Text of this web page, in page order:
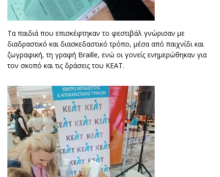
Τα παιδιά που επισκέφτηκαν το φεστιβάλ γνώρισαν με
διαδραστικό και διασκεδαστικό τρόπο, μέσα από παιχνίδι και
ζωγραφική, τη γραφή Braille, ενώ οι γονείς ενημερώθηκαν για
τον σκοπό και τις δράσεις του ΚΕΑΤ.